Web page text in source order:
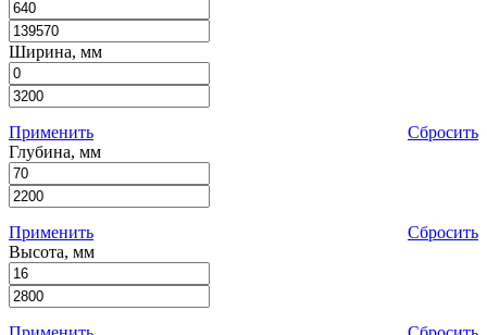
Ширина, мм
Применить
Сбросить
Глубина, мм
Применить
Сбросить
Высота, мм